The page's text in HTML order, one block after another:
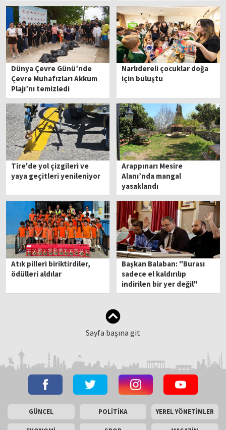
Dünya Çevre Günü’nde
Çevre Muhafızları Akkum
Plajı’nı temizledi
Narlıdereli çocuklar doğa
için buluştu
Tire'de yol çizgileri ve
yaya geçitleri yenileniyor
Arappınarı Mesire
Alanı’nda mangal
yasaklandı
Atık pilleri biriktirdiler,
ödülleri aldılar
Başkan Balaban: "Burası
sadece el kaldırılıp
indirilen bir yer değil"
Sayfa başına git
GÜNCEL POLİTİKA YEREL YÖNETİMLER